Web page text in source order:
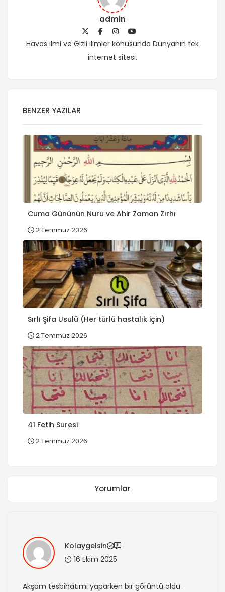
admin
Havas ilmi ve Gizli ilimler konusunda Dünyanın tek
internet sitesi.
BENZER YAZILAR
Cuma Gününün Nuru ve Ahir Zaman Zırhı
2 Temmuz 2026
Sırlı Şifa Usulü (Her türlü hastalık için)
2 Temmuz 2026
41 Fetih Suresi
2 Temmuz 2026
Yorumlar
Kolaygelsin
16 Ekim 2025
Akşam tesbihatımı yaparken bir görüntü oldu.